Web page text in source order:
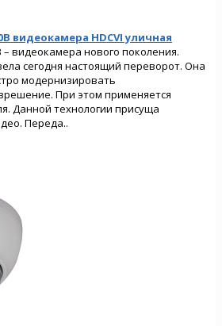
видеокамера HDCVI уличная
– видеокамера нового поколения.
сегодня настоящий переворот. Она
модернизировать
При этом применяется
Данной технологии присуща
Переда..